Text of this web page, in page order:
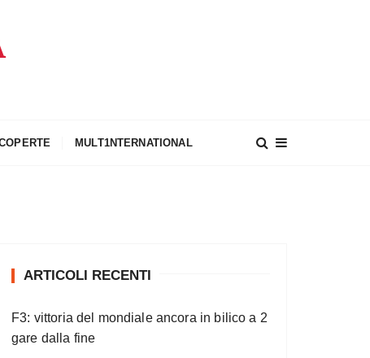
MULT1NTERNATIONAL
ARTICOLI RECENTI
F3: vittoria del mondiale ancora in bilico a 2
gare dalla fine